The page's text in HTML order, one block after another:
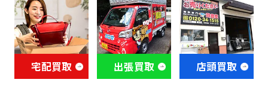
宅配買取 出張買取 店頭買取